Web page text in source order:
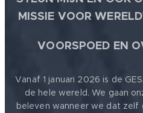
MISSIE VOOR
VOORSPOED EN
Vanaf 1 januari 2026 is de
de hele wereld. We gaan
beleven wanneer we dat zelf